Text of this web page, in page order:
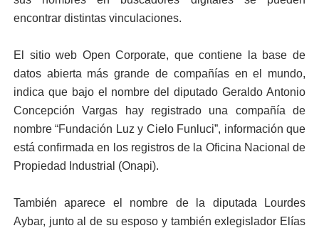
encontrar distintas vincula­ciones.
El sitio web Open Corpo­rate, que contiene la ba­se de
datos abierta más grande de compañías en el mundo,
indica que ba­jo el nombre del diputado Geraldo Antonio
Concep­ción Vargas hay registrado una compañía de
nombre “Fundación Luz y Cielo Funluci”, información que
está confirmada en los re­gistros de la Oficina Na­cional de
Propiedad In­dustrial (Onapi).
También aparece el nom­bre de la diputada Lourdes
Aybar, junto al de su esposo y también exlegislador Elías